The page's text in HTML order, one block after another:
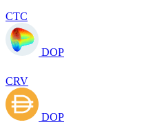
CTC
DOP
CRV
DOP